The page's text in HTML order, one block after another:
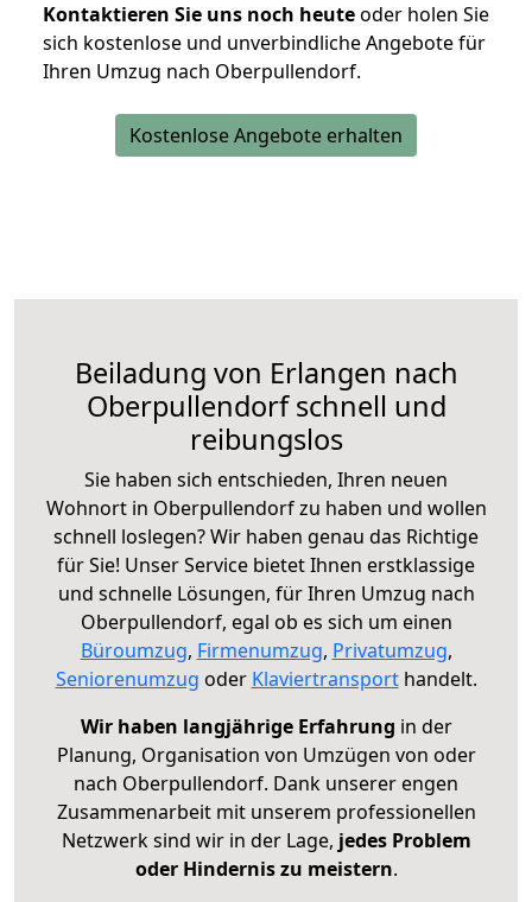
Kontaktieren Sie uns noch heuteoder holen Sie
sich kostenlose und unverbindliche Angebote für
Ihren Umzug nach Oberpullendorf.
Kostenlose Angebote erhalten
Beiladung von Erlangen nach
Oberpullendorf schnell und
reibungslos
Sie haben sich entschieden, Ihren neuen
Wohnort in Oberpullendorf zu haben und wollen
schnell loslegen? Wir haben genau das Richtige
für Sie! Unser Service bietet Ihnen erstklassige
und schnelle Lösungen, für Ihren Umzug nach
Oberpullendorf, egal ob es sich um einen
Büroumzug, Firmenumzug, Privatumzug,
Seniorenumzug oder Klaviertransporthandelt.
Wir haben langjährige Erfahrung in der
Planung, Organisation von Umzügen von oder
nach Oberpullendorf. Dank unserer engen
Zusammenarbeit mit unserem professionellen
Netzwerk sind wir in der Lage, jedes Problem
oder Hindernis zu meistern.